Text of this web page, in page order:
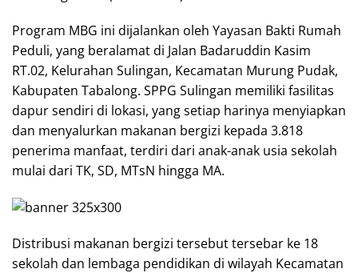
Program MBG ini dijalankan oleh Yayasan Bakti Rumah
Peduli, yang beralamat di Jalan Badaruddin Kasim
RT.02, Kelurahan Sulingan, Kecamatan Murung Pudak,
Kabupaten Tabalong. SPPG Sulingan memiliki fasilitas
dapur sendiri di lokasi, yang setiap harinya menyiapkan
dan menyalurkan makanan bergizi kepada 3.818
penerima manfaat, terdiri dari anak-anak usia sekolah
mulai dari TK, SD, MTsN hingga MA.
Distribusi makanan bergizi tersebut tersebar ke 18
sekolah dan lembaga pendidikan di wilayah Kecamatan